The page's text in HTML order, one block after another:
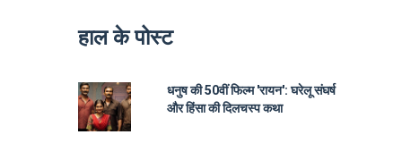
हाल के पोस्ट
धनुष की 50वीं फिल्म 'रायन': घरेलू संघर्ष
और हिंसा की दिलचस्प कथा